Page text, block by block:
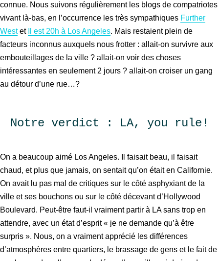
connue. Nous suivons régulièrement les blogs de compatriotes
vivant là-bas, en l’occurrence les très sympathiques Further
Westet Il est 20h à Los Angeles. Mais restaient plein de
facteurs inconnus auxquels nous frotter : allait-on survivre aux
embouteillages de la ville ? allait-on voir des choses
intéressantes en seulement 2 jours ? allait-on croiser un gang
au détour d’une rue…?
Notre verdict : LA, you rule!
On a beaucoup aimé Los Angeles. Il faisait beau, il faisait
chaud, et plus que jamais, on sentait qu’on était en Californie.
On avait lu pas mal de critiques sur le côté asphyxiant de la
ville et ses bouchons ou sur le côté décevant d’Hollywood
Boulevard. Peut-être faut-il vraiment partir à LA sans trop en
attendre, avec un état d’esprit « je ne demande qu’à être
surpris ». Nous, on a vraiment apprécié les différences
d’atmosphères entre quartiers, le brassage de gens et le fait de